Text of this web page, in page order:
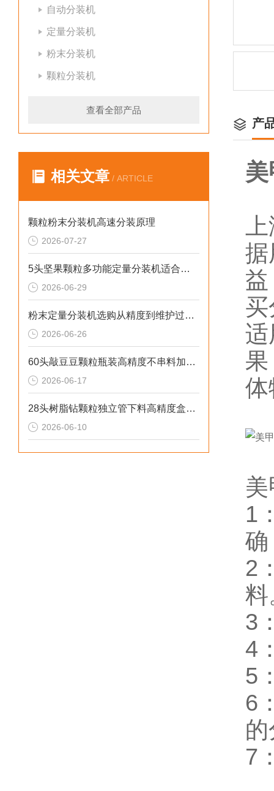
自动分装机
定量分装机
粉末分装机
颗粒分装机
查看全部产品
相关文章 / ARTICLE
颗粒粉末分装机高速分装原理
2026-07-27
5头坚果颗粒多功能定量分装机适合小作坊
2026-06-29
粉末定量分装机选购从精度到维护过程的步骤
2026-06-26
60头敲豆豆颗粒瓶装高精度不串料加大料仓定量分装机非标定制
2026-06-17
28头树脂钻颗粒独立管下料高精度盒装分装机性价比高
2026-06-10
产
据
适
1
2
3
4
5
6
7